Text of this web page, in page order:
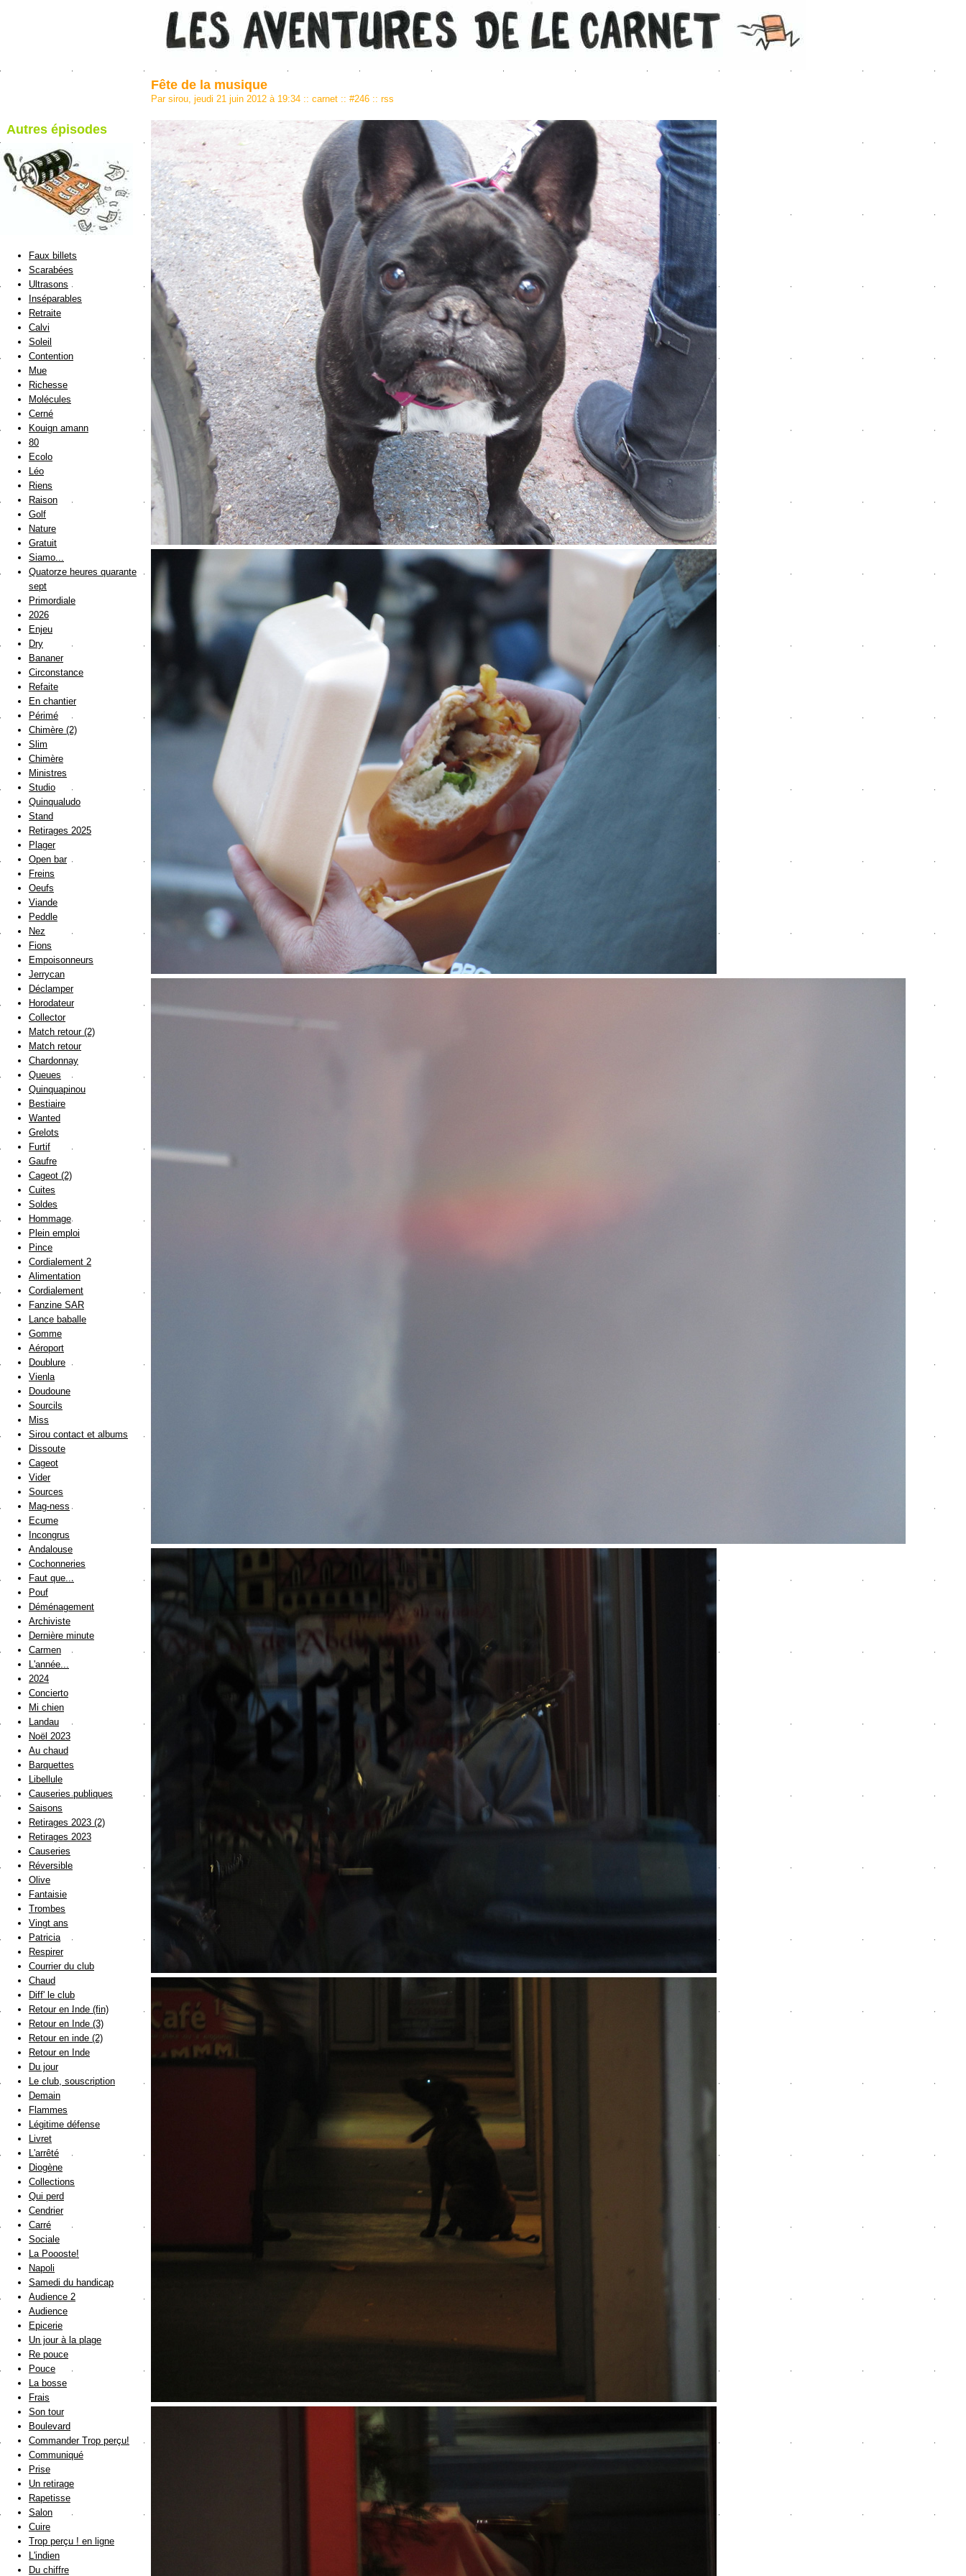
blog de Sirou
Fête de la musique
Par sirou, jeudi 21 juin 2012 à 19:34 :: carnet :: #246 :: rss
Autres épisodes
Faux billets
Scarabées
Ultrasons
Inséparables
Retraite
Calvi
Soleil
Contention
Mue
Richesse
Molécules
Cerné
Kouign amann
80
Ecolo
Léo
Riens
Raison
Golf
Nature
Gratuit
Siamo...
Quatorze heures quarante
sept
Primordiale
2026
Enjeu
Dry
Bananer
Circonstance
Refaite
En chantier
Périmé
Chimère (2)
Slim
Chimère
Ministres
Studio
Quinqualudo
Stand
Retirages 2025
Plager
Open bar
Freins
Oeufs
Viande
Peddle
Nez
Fions
Empoisonneurs
Jerrycan
Déclamper
Horodateur
Collector
Match retour (2)
Match retour
Chardonnay
Queues
Quinquapinou
Bestiaire
Wanted
Grelots
Furtif
Gaufre
Cageot (2)
Cuites
Soldes
Hommage
Plein emploi
Pince
Cordialement 2
Alimentation
Cordialement
Fanzine SAR
Lance baballe
Gomme
Aéroport
Doublure
Vienla
Doudoune
Sourcils
Miss
Sirou contact et albums
Dissoute
Cageot
Vider
Sources
Mag-ness
Ecume
Incongrus
Andalouse
Cochonneries
Faut que...
Pouf
Déménagement
Archiviste
Dernière minute
Carmen
L'année...
2024
Concierto
Mi chien
Landau
Noël 2023
Au chaud
Barquettes
Libellule
Causeries publiques
Saisons
Retirages 2023 (2)
Retirages 2023
Causeries
Réversible
Olive
Fantaisie
Trombes
Vingt ans
Patricia
Respirer
Courrier du club
Chaud
Diff' le club
Retour en Inde (fin)
Retour en Inde (3)
Retour en inde (2)
Retour en Inde
Du jour
Le club, souscription
Demain
Flammes
Légitime défense
Livret
L'arrêté
Diogène
Collections
Qui perd
Cendrier
Carré
Sociale
La Poooste!
Napoli
Samedi du handicap
Audience 2
Audience
Epicerie
Un jour à la plage
Re pouce
Pouce
La bosse
Frais
Son tour
Boulevard
Commander Trop perçu!
Communiqué
Prise
Un retirage
Rapetisse
Salon
Cuire
Trop perçu ! en ligne
L'indien
Du chiffre